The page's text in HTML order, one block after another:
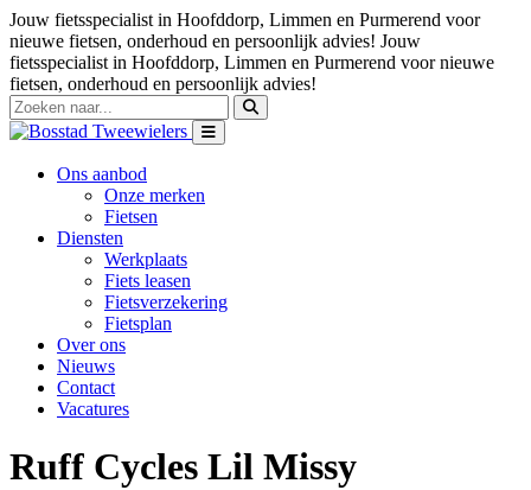
Jouw fietsspecialist in Hoofddorp, Limmen en Purmerend voor
nieuwe fietsen, onderhoud en persoonlijk advies! Jouw
fietsspecialist in Hoofddorp, Limmen en Purmerend voor nieuwe
fietsen, onderhoud en persoonlijk advies!
Ons aanbod
Onze merken
Fietsen
Diensten
Werkplaats
Fiets leasen
Fietsverzekering
Fietsplan
Over ons
Nieuws
Contact
Vacatures
Ruff Cycles Lil Missy